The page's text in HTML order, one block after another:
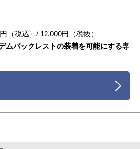
（税込）/ 12,000円（税抜）
ムバックレストの装着を可能にする専